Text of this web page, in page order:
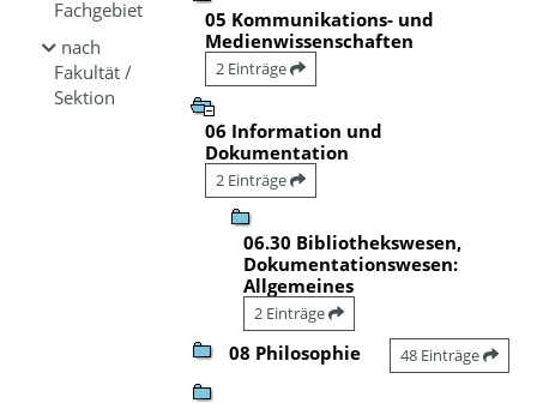
Fachgebiet
nach
Fakultät /
Sektion
05 Kommunikations- und
Medienwissenschaften
2 Einträge
06 Information und
Dokumentation
2 Einträge
06.30 Bibliothekswesen,
Dokumentationswesen:
Allgemeines
2 Einträge
08 Philosophie 48 Einträge